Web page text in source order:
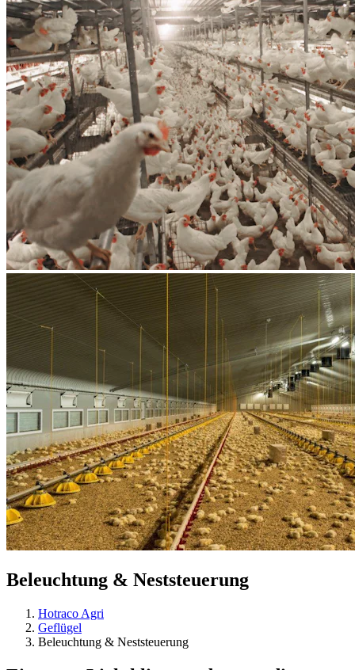
Beleuchtung & Neststeuerung
Hotraco Agri
Geflügel
Beleuchtung & Neststeuerung